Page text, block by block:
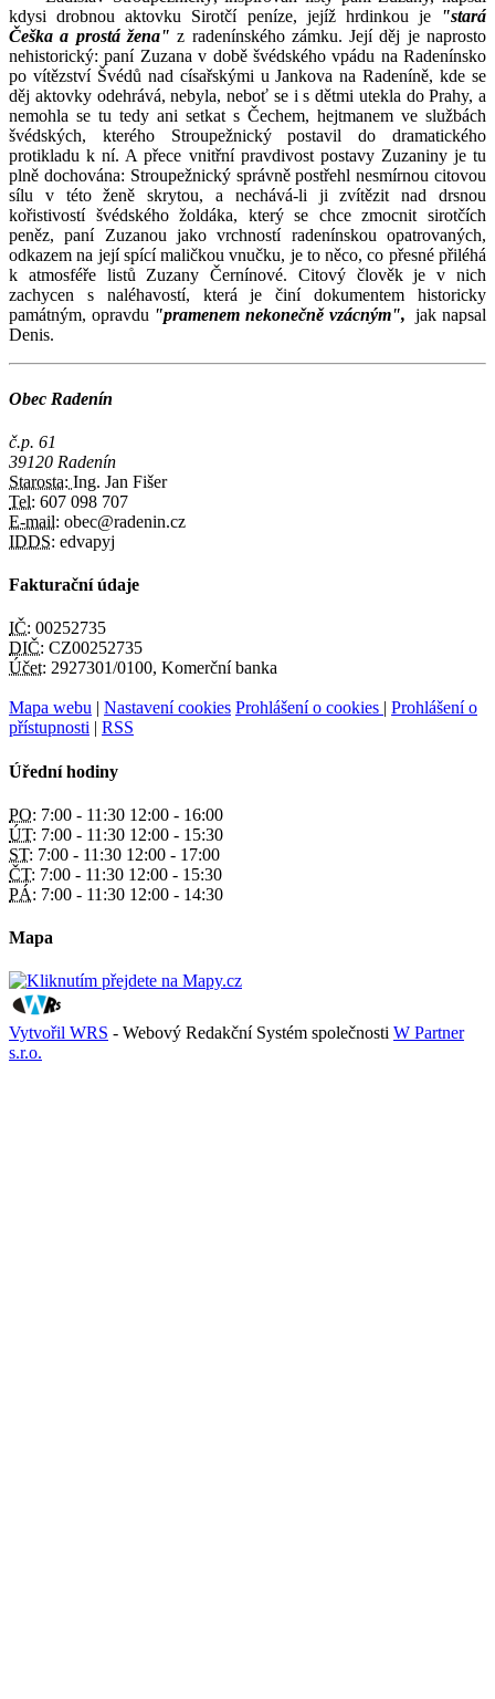
kdysi drobnou aktovku Sirotčí peníze, jejíž hrdinkou je
"stará
Češka a prostá žena" z radenínského zámku. Její děj je naprosto
nehistorický: paní Zuzana v době švédského vpádu na Radenínsko
po vítězství Švédů nad císařskými u Jankova na Radeníně, kde se
děj aktovky odehrává, nebyla, neboť se i s dětmi utekla do Prahy, a
nemohla se tu tedy ani setkat s Čechem, hejtmanem ve službách
švédských, kterého Stroupežnický postavil do dramatického
protikladu k ní. A přece vnitřní pravdivost postavy Zuzaniny je tu
plně dochována: Stroupežnický správně postřehl nesmírnou citovou
sílu v této ženě skrytou, a nechává-li ji zvítězit nad drsnou
kořistivostí švédského žoldáka, který se chce zmocnit sirotčích
peněz, paní Zuzanou jako vrchností radenínskou opatrovaných,
odkazem na její spící maličkou vnučku, je to něco, co přesné přiléhá
k atmosféře listů Zuzany Černínové. Citový člověk je v nich
zachycen s naléhavostí, která je činí dokumentem historicky
památným, opravdu "pramenem nekonečně vzácným", jak napsal
Denis.
Obec Radenín
č.p. 61
39120 Radenín
Starosta: Ing. Jan Fišer
Tel: 607 098 707
E-mail: obec@radenin.cz
IDDS: edvapyj
Fakturační údaje
IČ: 00252735
DIČ: CZ00252735
Účet: 2927301/0100, Komerční banka
Mapa webu | Nastavení cookies Prohlášení o cookies | Prohlášení o
přístupnosti | RSS
Úřední hodiny
PO: 7:00 - 11:30 12:00 - 16:00
ÚT: 7:00 - 11:30 12:00 - 15:30
ST: 7:00 - 11:30 12:00 - 17:00
ČT: 7:00 - 11:30 12:00 - 15:30
PÁ: 7:00 - 11:30 12:00 - 14:30
Mapa
Vytvořil WRS - Webový Redakční Systém společnosti W Partner
s.r.o.